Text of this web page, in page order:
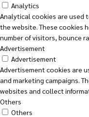
Analytics
Analytical cookies are
the website. These cookies
number of visitors, bounce
Advertisement
Advertisement
Advertisement cookies are
and marketing campaigns.
websites and collect
Others
Others